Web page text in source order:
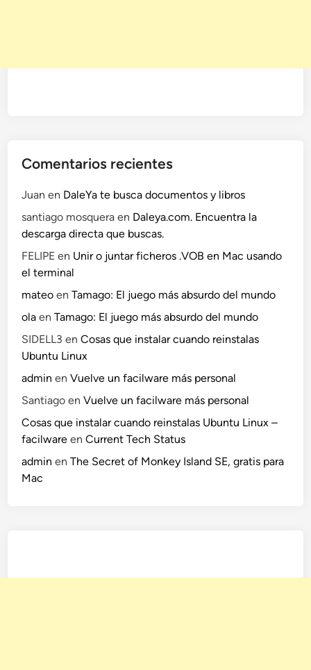
Comentarios recientes
Juan en DaleYa te busca documentos y libros
santiago mosquera en Daleya.com. Encuentra la
descarga directa que buscas.
FELIPE en Unir o juntar ficheros .VOB en Mac usando
el terminal
mateo enTamago: El juego más absurdo del mundo
ola enTamago: El juego más absurdo del mundo
SIDELL3 enCosas que instalar cuando reinstalas
Ubuntu Linux
admin enVuelve un facilware más personal
Santiago enVuelve un facilware más personal
Cosas que instalar cuando reinstalas Ubuntu Linux –
facilware enCurrent Tech Status
admin enThe Secret of Monkey Island SE, gratis para
Mac